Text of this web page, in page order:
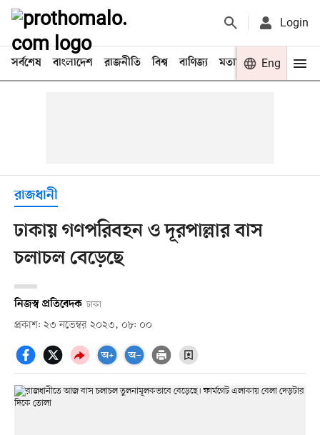
Login
সর্বশেষ বাংলাদেশ রাজনীতি বিশ্ব বাণিজ্য মতামত খেলা
Eng
রাজধানী
ঢাকায় গণপরিবহন ও দূরপাল্লার বাস
চলাচল বেড়েছে
নিজস্ব প্রতিবেদক ঢাকা
প্রকাশ: ২৩ নভেম্বর ২০২৩, ০৮: ০০